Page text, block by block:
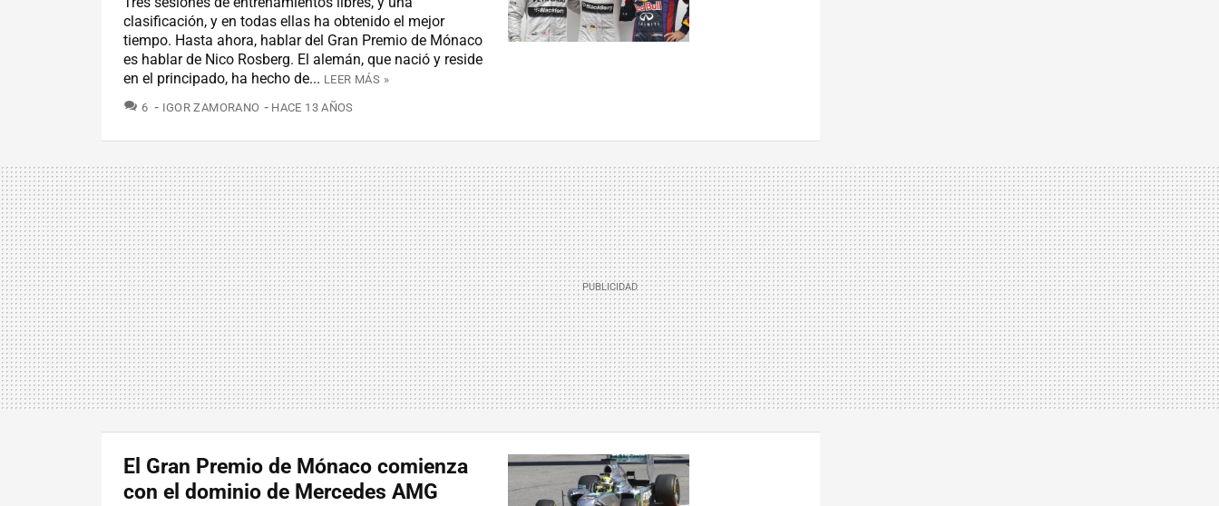
clasificación, y en todas ellas ha obtenido el mejor
tiempo. Hasta ahora, hablar del Gran Premio de Mónaco
es hablar de Nico Rosberg. El alemán, que nació y reside
en el principado, ha hecho de... LEER MÁS »
6 COMENTARIOS
IGOR ZAMORANO HACE 13 AÑOS
El Gran Premio de Mónaco comienza
con el dominio de Mercedes AMG